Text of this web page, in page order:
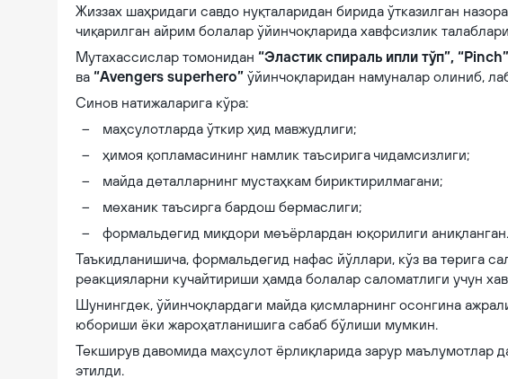
Жиззах шаҳридаги савдо нуқталаридан бирида ўтказилган
чиқарилган айрим болалар ўйинчоқларида хавфсизлик
Мутахассислар томонидан “Эластик спираль ипли тўп”, “Pinch”
ва “Avengers superhero” ўйинчоқларидан намуналар олиниб,
Синов натижаларига кўра:
маҳсулотларда ўткир ҳид мавжудлиги;
ҳимоя қопламасининг намлик таъсирига чидамсизлиги;
майда деталларнинг мустаҳкам бириктирилмагани;
механик таъсирга бардош бермаслиги;
формальдегид миқдори меъёрлардан юқорилиги аниқланган.
Таъкидланишича, формальдегид нафас йўллари, кўз ва терига
реакцияларни кучайтириши ҳамда болалар саломатлиги учун
Шунингдек, ўйинчоқлардаги майда қисмларнинг осонгина
юбориши ёки жароҳатланишига сабаб бўлиши мумкин.
Текширув давомида маҳсулот ёрлиқларида зарур маълумотлар
этилди.